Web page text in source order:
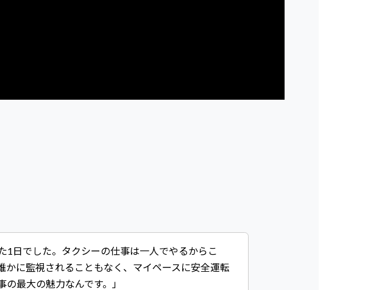
1日でした。タクシーの仕事は一人でやるからこ
かに監視されることもなく、マイペースに安全運転
最大の魅力なんです。」